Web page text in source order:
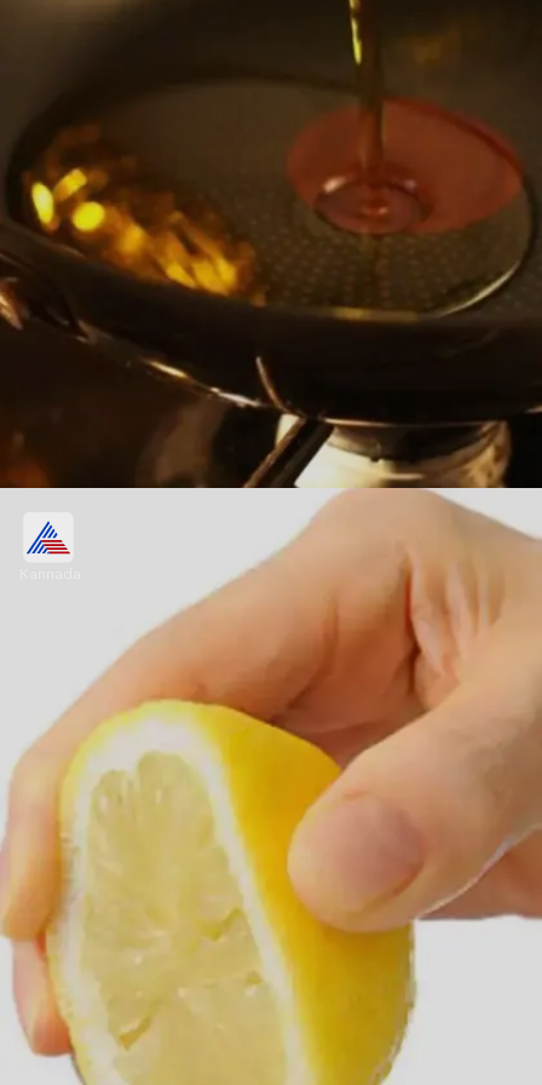
ಎಣ್ಣೆ ಚಿಮ್ಮುವುದನ್ನು ತಡೆಯುವ
ಉಪಾಯಗಳು
ಪೂರಿ, ಪಕೋಡ ಅಥವಾ ಇತರ ವಸ್ತುಗಳನ್ನು ಹುರಿಯುವಾಗ
ಎಣ್ಣೆಯಲ್ಲಿ ಸ್ವಲ್ಪ ನೀರು ಬಿದ್ದರೆ ಎಣ್ಣೆ ಚಿಮ್ಮುತ್ತದೆ. ಇದನ್ನು
ತಪ್ಪಿಸಲು ಪ್ಯಾನ್‌ನಲ್ಲಿ ಒಂದು ಚಿಟಿಕೆ ಉಪ್ಪು ಹಾಕಿ. ಇದರಿಂದ
ಎಣ್ಣೆ ಚಿಮ್ಮುವುದಿಲ್ಲ.